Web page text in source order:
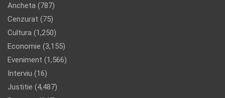
Ancheta (787)
Cenzurat (75)
Cultura (1,250)
Economie (3,155)
Eveniment (1,566)
Interviu (16)
Justitie (4,487)